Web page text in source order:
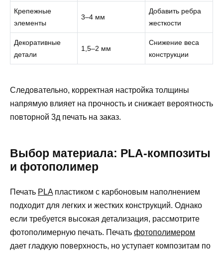
Крепежные
элементы
3–4 мм
Добавить ребра
жесткости
Декоративные
детали
1,5–2 мм
Снижение веса
конструкции
Следовательно, корректная настройка толщины
напрямую влияет на прочность и снижает вероятность
повторной 3д печать на заказ.
Выбор материала: PLA-композиты
и фотополимер
Печать PLAпластиком с карбоновым наполнением
подходит для легких и жестких конструкций. Однако
если требуется высокая детализация, рассмотрите
фотополимерную печать. Печать фотополимером
дает гладкую поверхность, но уступает композитам по